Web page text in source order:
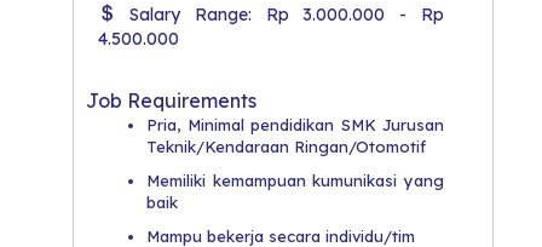
Salary Range: Rp 3.000.000 - Rp
4.500.000
Job Requirements
Pria, Minimal pendidikan SMK Jurusan
Teknik/Kendaraan Ringan/Otomotif
Memiliki kemampuan kumunikasi yang
baik
Mampu bekerja secara individu/tim